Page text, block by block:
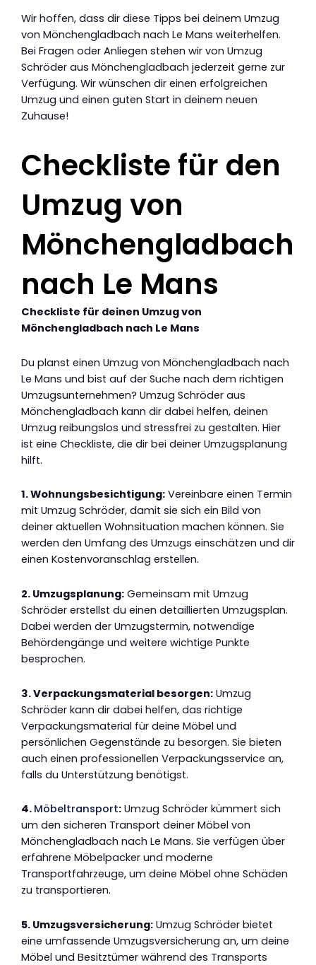
Wir hoffen, dass dir diese Tipps bei deinem Umzug
von Mönchengladbach nach Le Mans weiterhelfen.
Bei Fragen oder Anliegen stehen wir von Umzug
Schröder aus Mönchengladbach jederzeit gerne zur
Verfügung. Wir wünschen dir einen erfolgreichen
Umzug und einen guten Start in deinem neuen
Zuhause!
Checkliste für den
Umzug von
Mönchengladbach
nach Le Mans
Checkliste für deinen Umzug von
Mönchengladbach nach Le Mans
Du planst einen Umzug von Mönchengladbach nach
Le Mans und bist auf der Suche nach dem richtigen
Umzugsunternehmen? Umzug Schröder aus
Mönchengladbach kann dir dabei helfen, deinen
Umzug reibungslos und stressfrei zu gestalten. Hier
ist eine Checkliste, die dir bei deiner Umzugsplanung
hilft.
1. Wohnungsbesichtigung: Vereinbare einen Termin
mit Umzug Schröder, damit sie sich ein Bild von
deiner aktuellen Wohnsituation machen können. Sie
werden den Umfang des Umzugs einschätzen und dir
einen Kostenvoranschlag erstellen.
2. Umzugsplanung: Gemeinsam mit Umzug
Schröder erstellst du einen detaillierten Umzugsplan.
Dabei werden der Umzugstermin, notwendige
Behördengänge und weitere wichtige Punkte
besprochen.
3. Verpackungsmaterial besorgen: Umzug
Schröder kann dir dabei helfen, das richtige
Verpackungsmaterial für deine Möbel und
persönlichen Gegenstände zu besorgen. Sie bieten
auch einen professionellen Verpackungsservice an,
falls du Unterstützung benötigst.
4. Möbeltransport: Umzug Schröder kümmert sich
um den sicheren Transport deiner Möbel von
Mönchengladbach nach Le Mans. Sie verfügen über
erfahrene Möbelpacker und moderne
Transportfahrzeuge, um deine Möbel ohne Schäden
zu transportieren.
5. Umzugsversicherung: Umzug Schröder bietet
eine umfassende Umzugsversicherung an, um deine
Möbel und Besitztümer während des Transports